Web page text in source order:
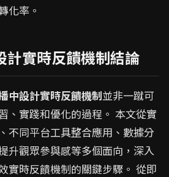
化率。
計實時反饋機制結論
中設計實時反饋機制並非一蹴可
、實踐和優化的過程。 本文從實
不同平台工具整合應用、數據分
升觀眾參與感等多個面向，深入
實時反饋機制的關鍵步驟。 從即